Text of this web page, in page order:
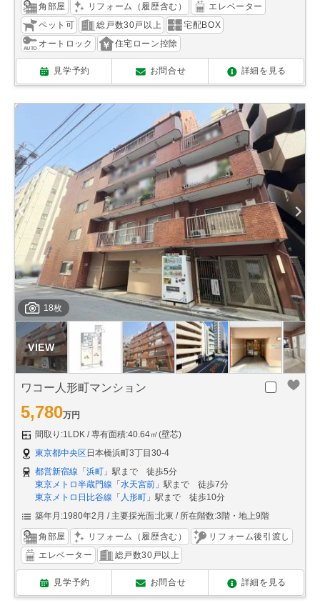
角部屋 リフォーム（履歴含む）
エレベーター
ペット可
総戸数30戸以上
宅配BOX
オートロック
住宅ローン控除
見学予約 お問合せ 詳細を見る
18枚
ワコー人形町マンション
5,780万円
間取り:1LDK
専有面積:40.64㎡(壁芯)
東京都中央区 日本橋浜町3丁目30-4
都営新宿線 「 浜町 」駅まで 徒歩5分
東京メトロ半蔵門線 「 水天宮前 」駅まで 徒歩7分
東京メトロ日比谷線 「 人形町 」駅まで 徒歩10分
築年月:1980年2月
主要採光面:北東 所在階数:3階・地上9階
角部屋 リフォーム（履歴含む）
リフォーム後引渡し
エレベーター
総戸数30戸以上
見学予約 お問合せ 詳細を見る